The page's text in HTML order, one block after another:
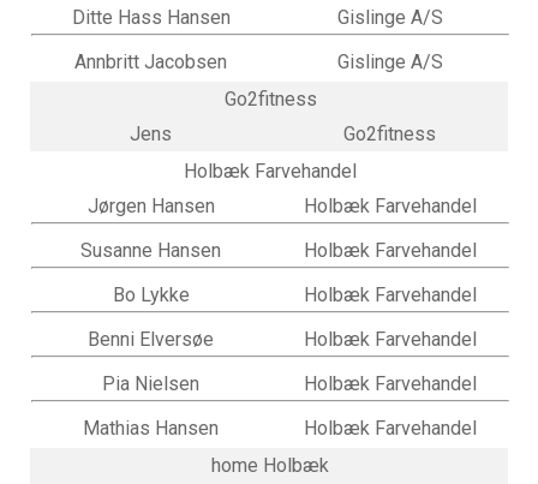
Ditte Hass Hansen
Gislinge A/S
Annbritt Jacobsen
Gislinge A/S
Go2fitness
Jens
Go2fitness
Holbæk Farvehandel
Jørgen Hansen
Holbæk Farvehandel
Susanne Hansen
Holbæk Farvehandel
Bo Lykke
Holbæk Farvehandel
Benni Elversøe
Holbæk Farvehandel
Pia Nielsen
Holbæk Farvehandel
Mathias Hansen
Holbæk Farvehandel
home Holbæk